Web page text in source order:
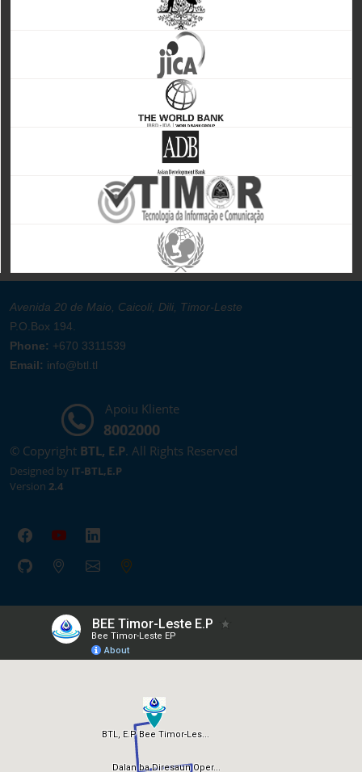
Avenida 20 de Maio, Caicoli, Dili, Timor-Leste
P.O.Box 194.
Phone: +670 3311539
Email: info@btl.tl
Apoiu Kliente
8002000
© Copyright BTL, E.P. All Rights Reserved
Designed by IT-BTL,E.P
Version 2.4